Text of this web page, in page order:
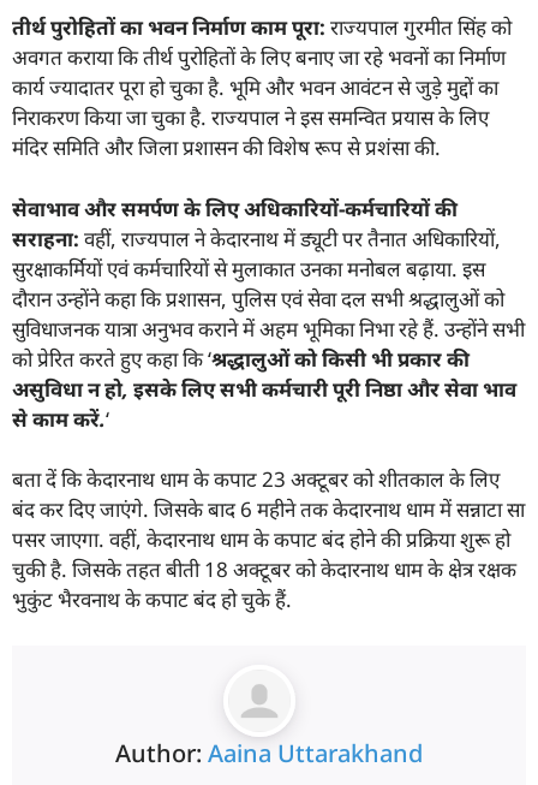
तीर्थ पुरोहितों का भवन निर्माण काम पूरा: राज्यपाल गुरमीत सिंह को
अवगत कराया कि तीर्थ पुरोहितों के लिए बनाए जा रहे भवनों का निर्माण
कार्य ज्यादातर पूरा हो चुका है. भूमि और भवन आवंटन से जुड़े मुद्दों का
निराकरण किया जा चुका है. राज्यपाल ने इस समन्वित प्रयास के लिए
मंदिर समिति और जिला प्रशासन की विशेष रूप से प्रशंसा की.
सेवाभाव और समर्पण के लिए अधिकारियों-कर्मचारियों की
सराहना: वहीं, राज्यपाल ने केदारनाथ में ड्यूटी पर तैनात अधिकारियों,
सुरक्षाकर्मियों एवं कर्मचारियों से मुलाकात उनका मनोबल बढ़ाया. इस
दौरान उन्होंने कहा कि प्रशासन, पुलिस एवं सेवा दल सभी श्रद्धालुओं को
सुविधाजनक यात्रा अनुभव कराने में अहम भूमिका निभा रहे हैं. उन्होंने सभी
को प्रेरित करते हुए कहा कि ‘श्रद्धालुओं को किसी भी प्रकार की
असुविधा न हो, इसके लिए सभी कर्मचारी पूरी निष्ठा और सेवा भाव
से काम करें.‘
बता दें कि केदारनाथ धाम के कपाट 23 अक्टूबर को शीतकाल के लिए
बंद कर दिए जाएंगे. जिसके बाद 6 महीने तक केदारनाथ धाम में सन्नाटा सा
पसर जाएगा. वहीं, केदारनाथ धाम के कपाट बंद होने की प्रक्रिया शुरू हो
चुकी है. जिसके तहत बीती 18 अक्टूबर को केदारनाथ धाम के क्षेत्र रक्षक
भुकुंट भैरवनाथ के कपाट बंद हो चुके हैं.
Author: Aaina Uttarakhand